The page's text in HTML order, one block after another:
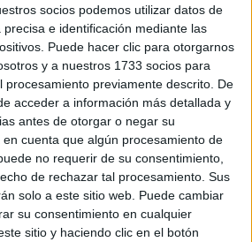
socios podemos utilizar datos de
e identificación mediante las
Puede hacer clic para otorgarnos
y a nuestros 1733 socios para
procesamiento previamente descrito. De
acceder a información más detallada y
antes de otorgar o negar su
en cuenta que algún procesamiento de
no requerir de su consentimiento,
de rechazar tal procesamiento. Sus
solo a este sitio web. Puede cambiar
su consentimiento en cualquier
sitio y haciendo clic en el botón
Marlaska ha anunciado
inmigrantes marroquíes que han
ya a las 2.700 (y que van a
recordando a su vez que se ha
de nuestra ciudad con otros 200
a los 1.100 agentes con carácter
a las Fuerzas Armadas que
conjuntas con otras fuerzas", ha